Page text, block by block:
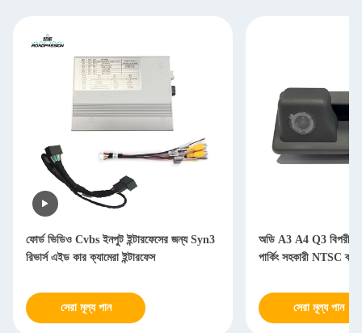
ফোর্ড ভিডিও Cvbs ইনপুট ইন্টারফেসের জন্য Syn3
রিভার্স এইড কার ক্যামেরা ইন্টারফেস
সেরা মূল্য পান
অডি A3 A4 Q3 বিপরীত
পার্কিং সহকারী NTSC
সেরা মূল্য পান